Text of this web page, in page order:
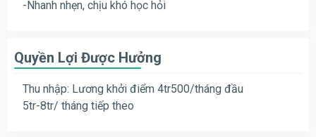
-Nhanh nhẹn, chịu khó học hỏi
Quyền Lợi Được Hưởng
Thu nhập: Lương khởi điểm 4tr500/tháng đầu
5tr-8tr/ tháng tiếp theo